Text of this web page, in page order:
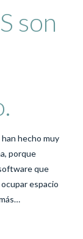
son
han hecho muy
porque
que
espacio